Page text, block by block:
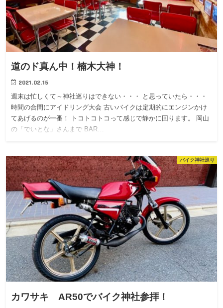
道のド真ん中！楠木大神！
2021.02.15
週末は忙しくて～神社巡りはできない・・・ と思っていたら・・・
時間の合間にアイドリング大会 古いバイクは定期的にエンジンかけ
てあげるのが一番！ トコトコトコって感じで静かに回ります。 岡山
の「でいとな」さんまで BAR…
バイク神社巡り
カワサキ AR50でバイク神社参拝！